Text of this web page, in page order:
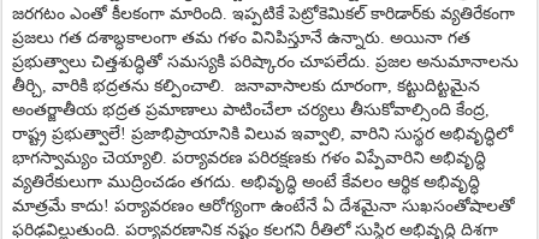
జ‌ర‌గ‌టం ఎంతో కీల‌కంగా మారింది. ఇప్ప‌టికే పెట్రోకెమిక‌ల్ కారిడార్‌కు వ్య‌తిరేకంగా
ప్ర‌జ‌లు గ‌త ద‌శాబ్ధకాలంగా త‌మ గ‌ళం వినిపిస్తూనే ఉన్నారు. అయినా గ‌త
ప్ర‌భుత్వాలు చిత్త‌శుద్ధితో స‌మ‌స్య‌కి ప‌రిష్కారం చూప‌లేదు. ప్ర‌జ‌ల అనుమానాల‌ను
తీర్చి, వారికి భద్ర‌త‌ను క‌ల్పించాలి. జ‌నావాసాలకు దూరంగా, క‌ట్టుదిట్ట‌మైన
అంత‌ర్జాతీయ భద్ర‌త ప్ర‌మాణాలు పాటించేలా చ‌ర్య‌లు తీసుకోవాల్సింది కేంద్ర‌,
రాష్ట్ర ప్ర‌భుత్వాలే! ప్ర‌జాభిప్రాయానికి విలువ ఇవ్వాలి, వారిని సుస్థ‌ర అభివృద్ధిలో
భాగ‌స్వామ్యం చెయ్యాలి. ప‌ర్యావ‌ర‌ణ ప‌రిర‌క్ష‌ణ‌కు గ‌ళం విప్పేవారిని అభివృద్ధి
వ్య‌తిరేకులుగా ముద్రించ‌డం త‌గ‌దు. అభివృద్ధి అంటే కేవలం ఆర్థిక అభివృద్ధి
మాత్ర‌మే కాదు! ప‌ర్యావ‌ర‌ణం ఆరోగ్యంగా ఉంటేనే ఏ దేశ‌మైనా సుఖ‌సంతోషాల‌తో
ఫ‌రిఢ‌విల్లుతుంది. ప‌ర్యావ‌ర‌ణానిక న‌ష్టం క‌ల‌గ‌ని రీతిలో సుస్థిర అభివృద్ధి దిశ‌గా